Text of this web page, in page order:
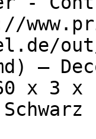
—